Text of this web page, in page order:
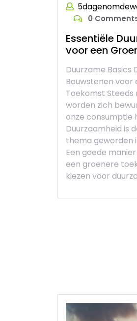
0
Essentiële
voor een
Duurzame Basics
Bouwstenen voor
Toekomst
worden zich
onze consumptie
Duurzaamheid is
thema geworden
Een goede
een groenere
kiezen voor